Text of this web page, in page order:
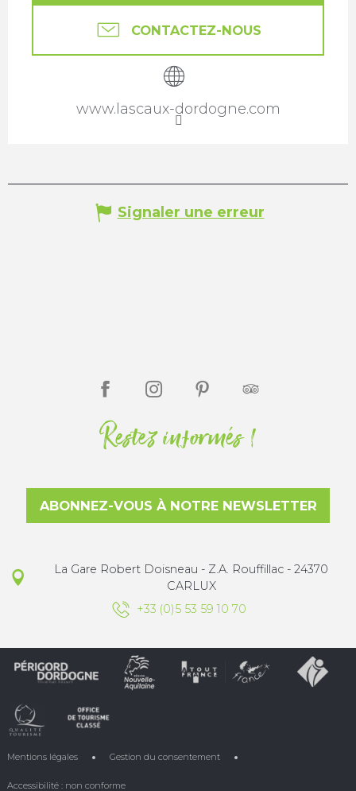
CONTACTEZ-NOUS
www.lascaux-dordogne.com
Signaler une erreur
Restez informés !
ABONNEZ-VOUS À NOTRE NEWSLETTER
La Gare Robert Doisneau - Z.A. Rouffillac - 24370
CARLUX
+33 (0)5 53 59 10 70
Mentions légales Gestion du consentement
Accessibilité : non conforme